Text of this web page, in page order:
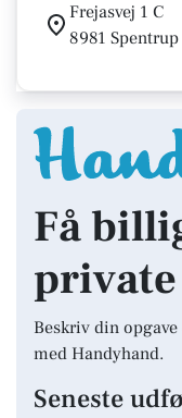
Frejasvej 1 C
8981 Spentrup
Få
Beskriv din
med Handyhand.
Seneste